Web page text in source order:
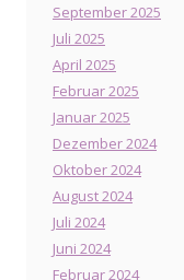
September 2025
Juli 2025
April 2025
Februar 2025
Januar 2025
Dezember 2024
Oktober 2024
August 2024
Juli 2024
Juni 2024
Februar 2024